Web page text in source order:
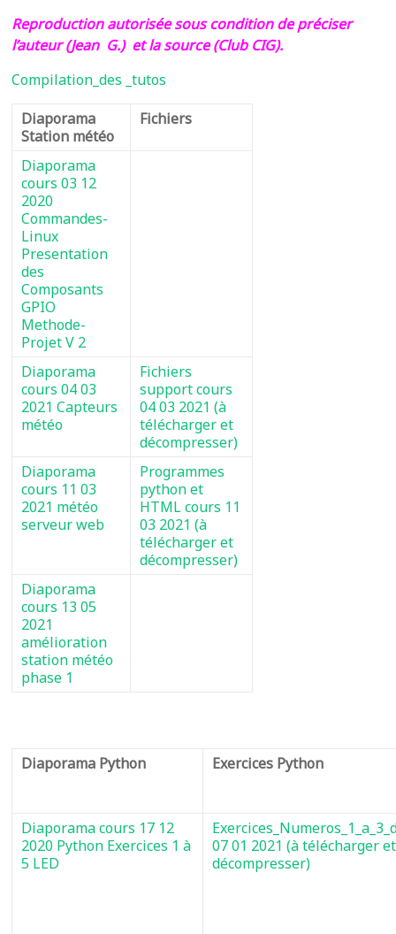
Reproduction autorisée sous condition de préciser
l’auteur (Jean G.) et la source (Club CIG).
Compilation_des _tutos
Diaporama
Station météo
Fichiers
Diaporama
cours 03 12
2020
Commandes-
Linux
Presentation
des
Composants
GPIO
Methode-
Projet V 2
Diaporama
cours 04 03
2021 Capteurs
météo
Fichiers
support cours
04 03 2021 (à
télécharger et
décompresser)
Diaporama
cours 11 03
2021 météo
serveur web
Programmes
python et
HTML cours 11
03 2021 (à
télécharger et
décompresser)
Diaporama
cours 13 05
2021
amélioration
station météo
phase 1
Diaporama Python Exercices Python
Diaporama cours 17 12
2020 Python Exercices 1 à
5 LED
07 01 2021 (à télécharger et
décompresser)